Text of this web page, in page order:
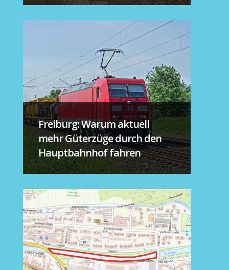
Freiburg: Warum aktuell
mehr Güterzüge durch den
Hauptbahnhof fahren